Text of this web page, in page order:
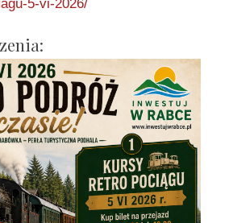
5-vi-2026/